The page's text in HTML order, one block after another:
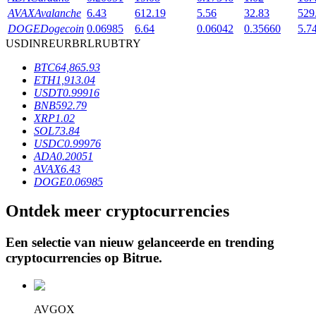
BTR-vergrendelingen
Exclusieve beleggingen voor BTR-houders
Leningen
Door crypto ondersteunde leenservice
AVAXAvalanche 6.43 612.19 5.56 32.83
DOGEDogecoin 0.06985 6.64 0.06042 0.35660
USDINREURBRLRUBTRY
BTC64,865.93
ETH1,913.04
USDT0.99916
BNB592.79
XRP1.02
SOL73.84
USDC0.99976
ADA0.20051
AVAX6.43
DOGE0.06985
Ontdek meer cryptocurrencies
Een selectie van nieuw gelanceerde en trending
cryptocurrencies op Bitrue.
AVGOX